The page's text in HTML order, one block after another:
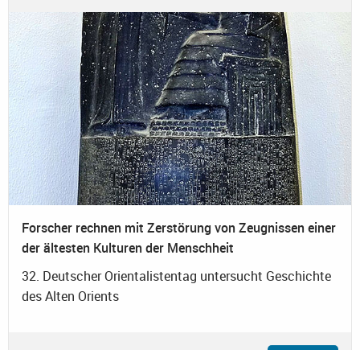
Forscher rechnen mit Zerstörung von Zeugnissen einer
der ältesten Kulturen der Menschheit
32. Deutscher Orientalistentag untersucht Geschichte
des Alten Orients